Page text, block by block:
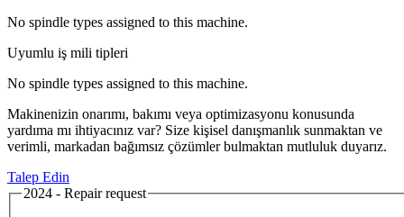
No spindle types assigned to this machine.
Uyumlu iş mili tipleri
No spindle types assigned to this machine.
Makinenizin onarımı, bakımı veya optimizasyonu konusunda
yardıma mı ihtiyacınız var? Size kişisel danışmanlık sunmaktan ve
verimli, markadan bağımsız çözümler bulmaktan mutluluk duyarız.
Talep Edin
2024 - Repair request